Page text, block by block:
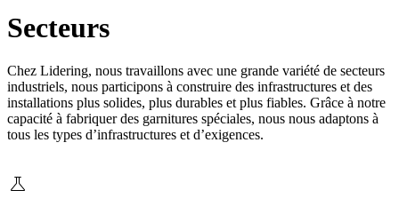
Secteurs
Chez Lidering, nous travaillons avec une grande variété de secteurs
industriels, nous participons à construire des infrastructures et des
installations plus solides, plus durables et plus fiables. Grâce à notre
capacité à fabriquer des garnitures spéciales, nous nous adaptons à
tous les types d’infrastructures et d’exigences.